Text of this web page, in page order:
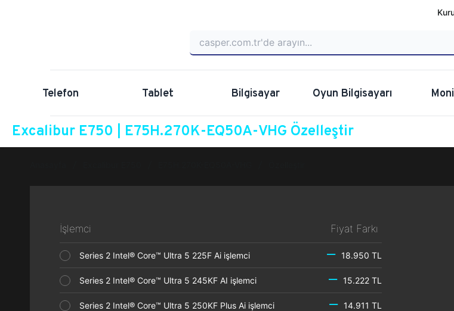
Telefon Tablet Bilgisayar Oyun Bilgisayarı
Excalibur E750 | E75H.270K-EQ50A-VHG Özelleştir
İşlemci Fiyat Farkı
Series 2 Intel® Core™ Ultra 5 225F Ai işlemci 18.950 TL
Series 2 Intel® Core™ Ultra 5 245KF AI işlemci 15.222 TL
Series 2 Intel® Core™ Ultra 5 250KF Plus Ai işlemci 14.911 TL